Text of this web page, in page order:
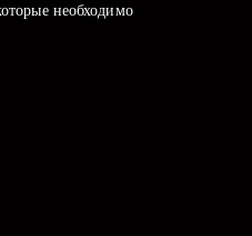
необходимо